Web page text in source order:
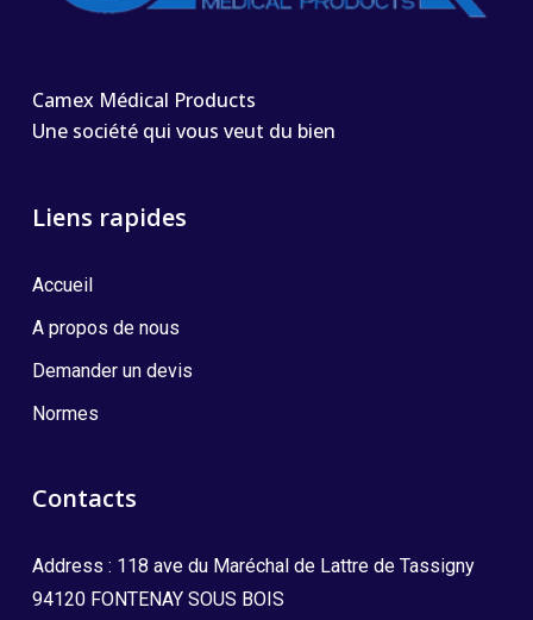
Camex Médical Products
Une société qui vous veut du bien
Liens rapides
Accueil
A propos de nous
Demander un devis
Normes
Contacts
Address : 118 ave du Maréchal de Lattre de Tassigny
94120 FONTENAY SOUS BOIS